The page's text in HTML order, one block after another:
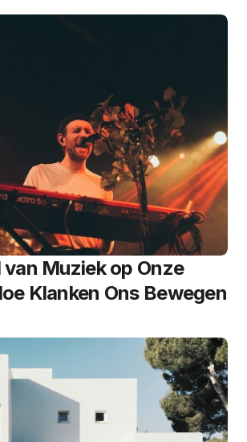
van Muziek op Onze
Klanken Ons Bewegen